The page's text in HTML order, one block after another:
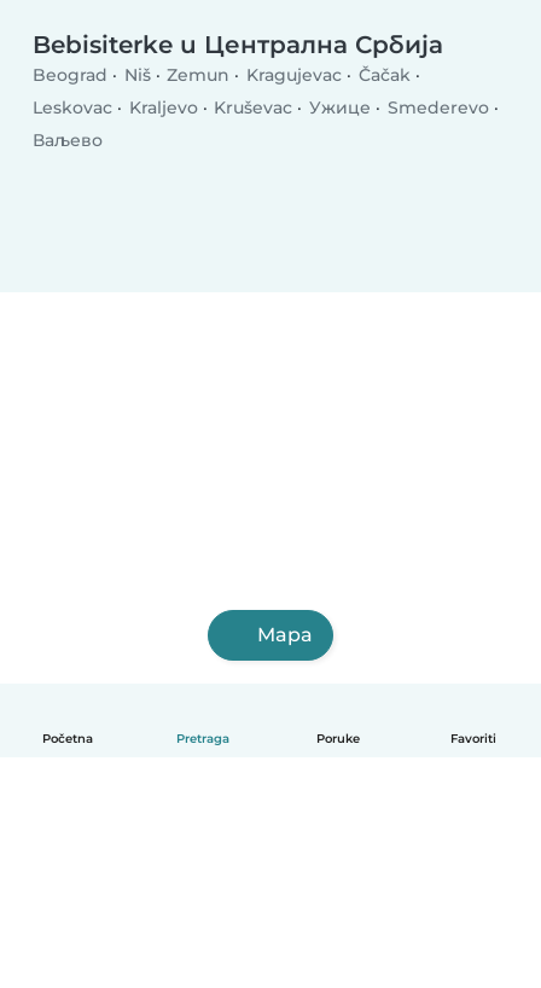
Početna Pretraga Poruke Favoriti
Bebisiterke u Централна Србија
Beograd Niš Zemun Kragujevac
Čačak
Leskovac
Kraljevo Kruševac Ужице
Smederevo
Ваљево
Mapa